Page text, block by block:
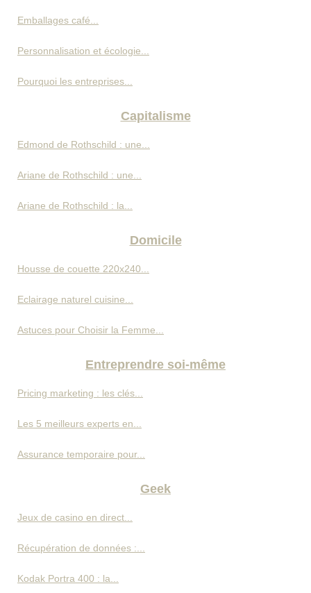
Emballages café...
Personnalisation et écologie...
Pourquoi les entreprises...
Capitalisme
Edmond de Rothschild : une...
Ariane de Rothschild : une...
Ariane de Rothschild : la...
Domicile
Housse de couette 220x240...
Eclairage naturel cuisine...
Astuces pour Choisir la Femme...
Entreprendre soi-même
Pricing marketing : les clés...
Les 5 meilleurs experts en...
Assurance temporaire pour...
Geek
Jeux de casino en direct...
Récupération de données :...
Kodak Portra 400 : la...